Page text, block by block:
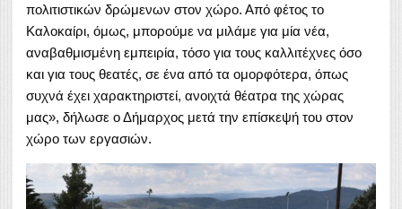
πολιτιστικών δρώμενων στον χώρο. Από φέτος το
Καλοκαίρι, όμως, μπορούμε να μιλάμε για μία νέα,
αναβαθμισμένη εμπειρία, τόσο για τους καλλιτέχνες όσο
και για τους θεατές, σε ένα από τα ομορφότερα, όπως
συχνά έχει χαρακτηριστεί, ανοιχτά θέατρα της χώρας
μας», δήλωσε ο Δήμαρχος μετά την επίσκεψή του στον
χώρο των εργασιών.